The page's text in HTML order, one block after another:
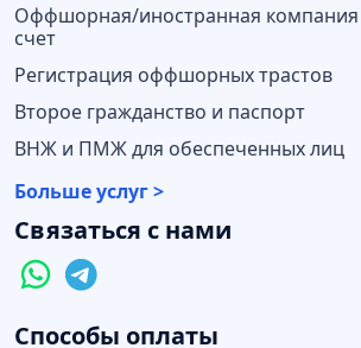
Оффшорная/иностранная компания
счет
Регистрация оффшорных трастов
Второе гражданство и паспорт
ВНЖ и ПМЖ для обеспеченных лиц
Больше услуг >
Связаться с нами
Способы оплаты